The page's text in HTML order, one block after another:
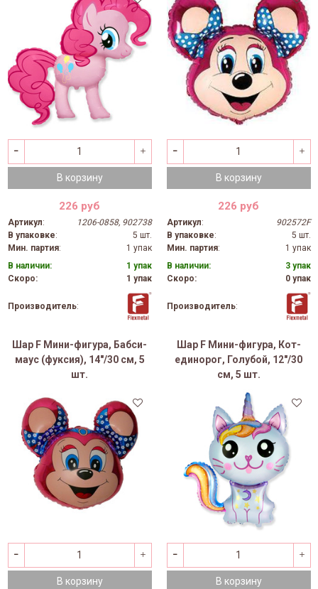
В корзину
226 руб
Артикул:
1206-0858, 902738
В упаковке:
5 шт.
Мин. партия:
1 упак
В наличии:
1 упак
Скоро:
1 упак
Производитель:
В корзину
226 руб
Артикул:
902572F
В упаковке:
5 шт.
Мин. партия:
1 упак
В наличии:
3 упак
Скоро:
0 упак
Производитель:
Шар F Мини-фигура, Бабси-
маус (фуксия), 14"/30 см, 5
шт.
В корзину
Шар F Мини-фигура, Кот-
единорог, Голубой, 12"/30
см, 5 шт.
В корзину